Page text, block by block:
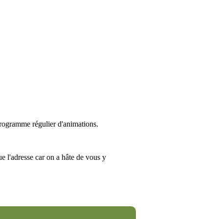
régulier d'animations.
l'adresse car on a hâte de vous y